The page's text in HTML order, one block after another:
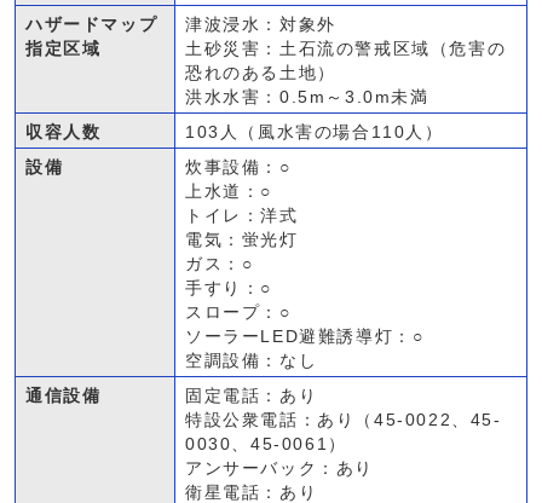
ハザードマップ
指定区域
津波浸水：対象外
土砂災害：土石流の警戒区域（危害の
恐れのある土地）
洪水水害：0.5m～3.0m未満
収容人数
103人（風水害の場合110人）
設備
炊事設備：○
上水道：○
トイレ：洋式
電気：蛍光灯
ガス：○
手すり：○
スロープ：○
ソーラーLED避難誘導灯：○
空調設備：なし
通信設備
固定電話：あり
特設公衆電話：あり（45-0022、45-
0030、45-0061）
アンサーバック：あり
衛星電話：あり